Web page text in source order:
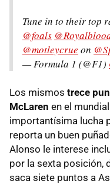
Tune in to their top
@foals
@motleycrue on
— Formula 1 (@F1)
Los mismos trece
McLaren en el
importantísima lucha
reporta un buen
Alonso le interese
por la sexta posición,
saca siete puntos a